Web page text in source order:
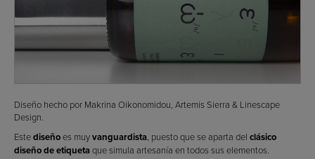
Diseño hecho por Makrina Oikonomidou, Artemis Sierra & Linescape
Design.
Estediseñoes muyvanguardista, puesto que se aparta del clásico
diseño de etiquetaque simula artesanía en todos sus elementos.